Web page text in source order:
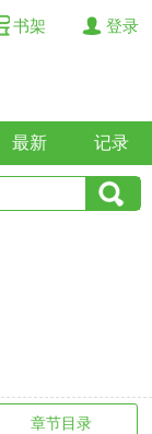
书架 登录
最新 记录
章节目录